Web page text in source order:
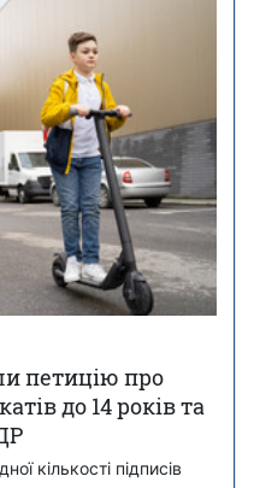
петицію про
до 14 років та
кількості підписів